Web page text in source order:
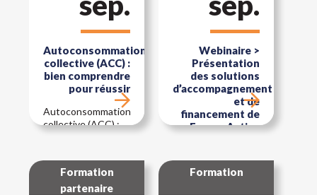
Autoconsommation
collective (ACC) :
bien comprendre
pour réussir
Autoconsommation
collective (ACC) :
Webinaire >
Présentation
des solutions
d’accompagnement
et de
financement de
France Active
Présentation des
solutions
Formation
partenaire
Formation